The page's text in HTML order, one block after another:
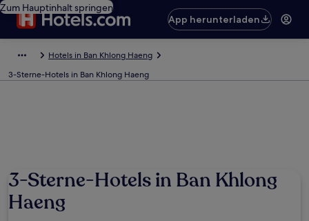
Zum Hauptinhalt springen
App herunterladen
Hotels in Ban Khlong Haeng
3-Sterne-Hotels in Ban Khlong Haeng
3-Sterne-Hotels in Ban Khlong
Haeng